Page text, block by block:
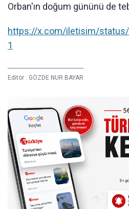
Orban'ın doğum gününü de
https://x.com/iletisim/status/
1
Editör : GÖZDE NUR BAYAR